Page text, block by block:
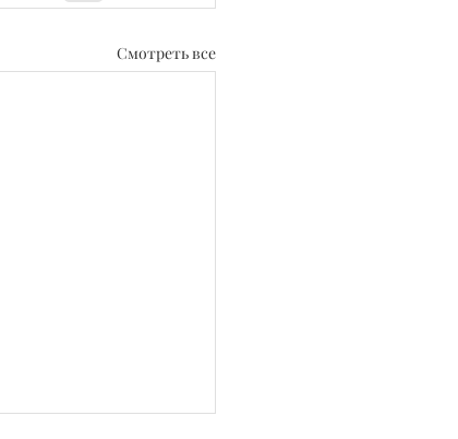
Смотреть все